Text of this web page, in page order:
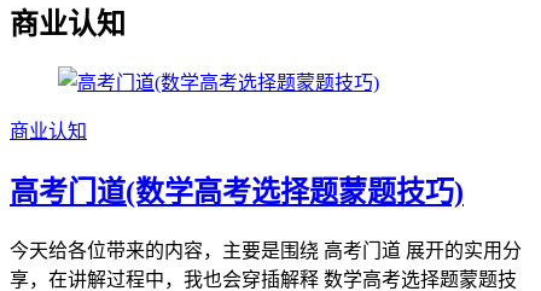
商业认知
商业认知
高考门道(数学高考选择题蒙题技巧)
今天给各位带来的内容，主要是围绕 高考门道 展开的实用分
享，在讲解过程中，我也会穿插解释 数学高考选择题蒙题技